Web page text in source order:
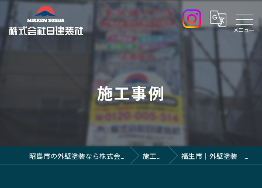
施工事例
施工事例 福生市｜外壁塗装 屋根塗装